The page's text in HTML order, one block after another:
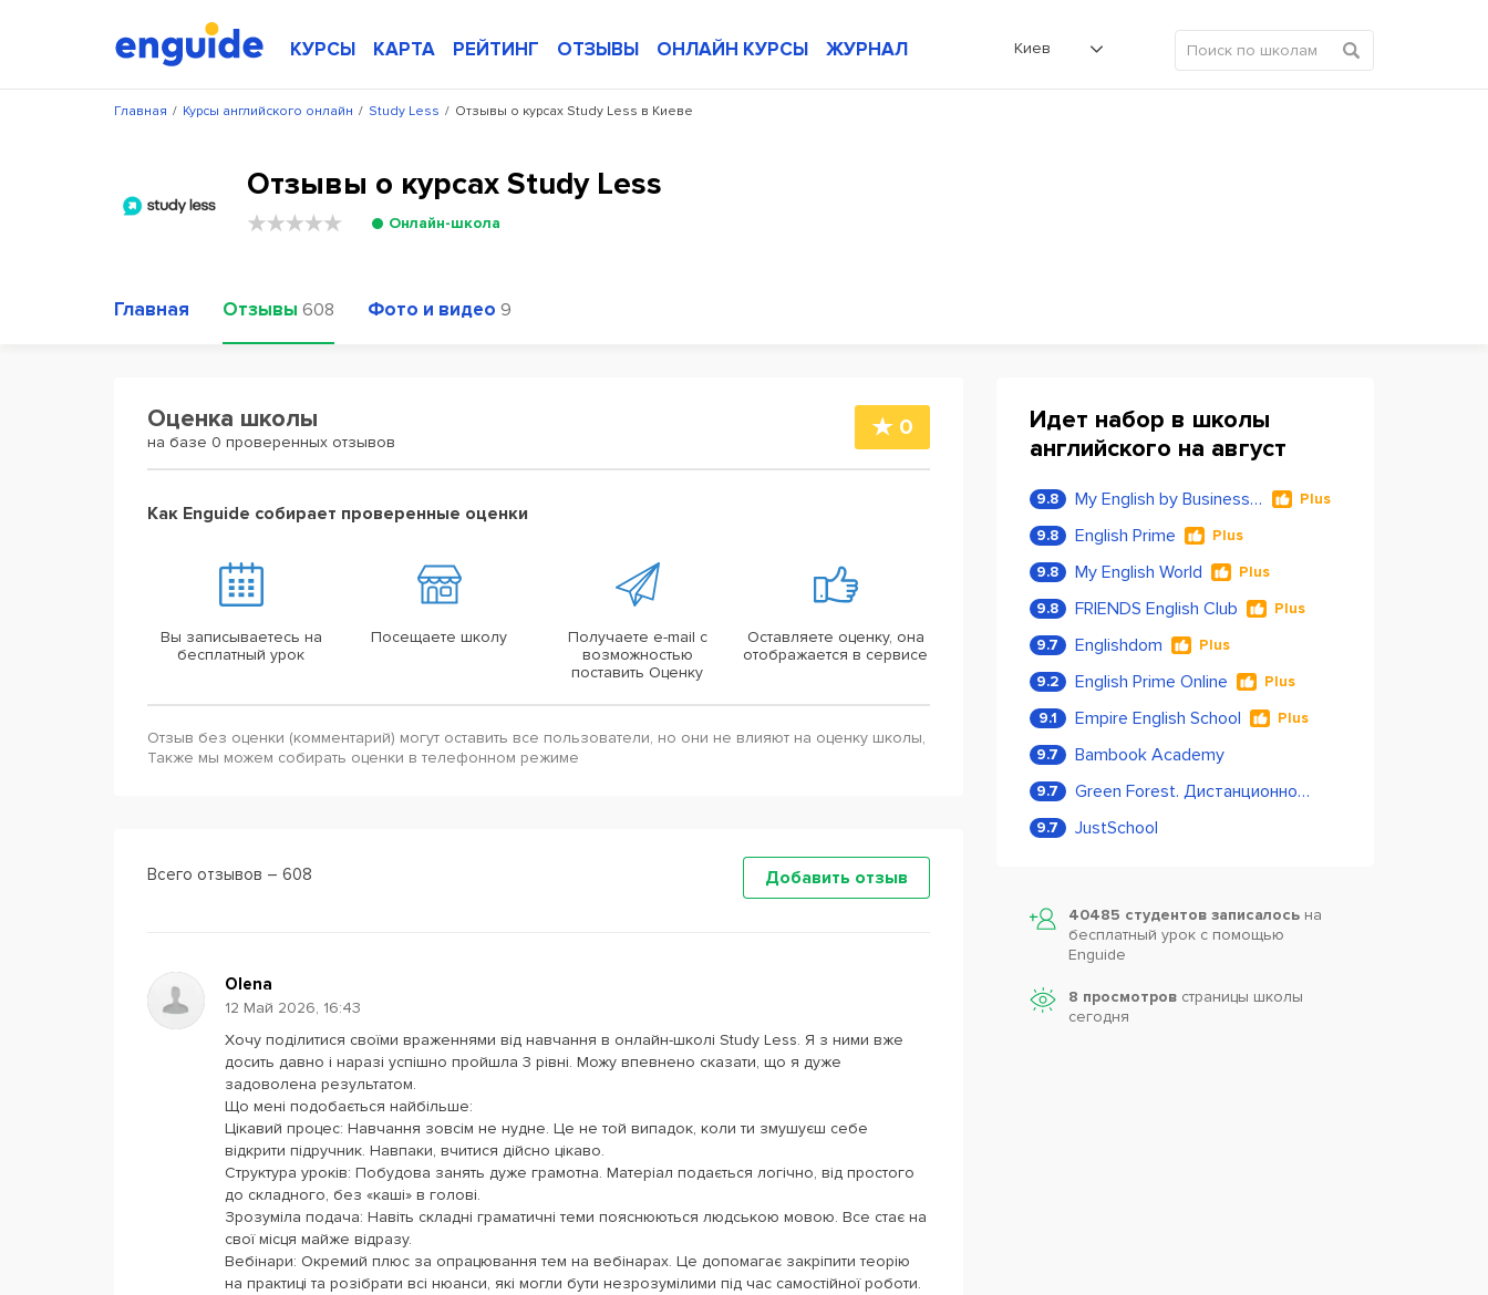
КУРСЫ КАРТА РЕЙТИНГ ОТЗЫВЫ ОНЛАЙН КУРСЫ ЖУРНАЛ Киев
/
Главная /
Курсы английского онлайн /
Study Less Отзывы о курсах Study Less в Киеве
Отзывы о курсах Study Less
Онлайн-школа
Главная Отзывы 608 Фото и видео 9
Оценка школы
на базе 0 проверенных отзывов
0
Как Enguide собирает проверенные оценки
Вы записываетесь на
бесплатный урок
Посещаете школу
Получаете e-mail с
возможностью
поставить Оценку
Оставляете оценку, она
отображается в сервисе
Отзыв без оценки (комментарий) могут оставить все пользователи, но они не влияют на оценку школы,
Также мы можем собирать оценки в телефонном режиме
Всего отзывов – 608 Добавить отзыв
Olena
12 Май 2026, 16:43
Хочу поділитися своїми враженнями від навчання в онлайн-школі Study Less. Я з ними вже
досить давно і наразі успішно пройшла 3 рівні. Можу впевнено сказати, що я дуже
задоволена результатом.
Що мені подобається найбільше:
Цікавий процес: Навчання зовсім не нудне. Це не той випадок, коли ти змушуєш себе
відкрити підручник. Навпаки, вчитися дійсно цікаво.
Структура уроків: Побудова занять дуже грамотна. Матеріал подається логічно, від простого
до складного, без «каші» в голові.
Зрозуміла подача: Навіть складні граматичні теми пояснюються людською мовою. Все стає на
свої місця майже відразу.
Вебінари: Окремий плюс за опрацювання тем на вебінарах. Це допомагає закріпити теорію
на практиці та розібрати всі нюанси, які могли бути незрозумілими під час самостійної роботи.
Идет набор в школы
английского на август
9.8 My English by Business Language Plus
9.8 English Prime Plus
9.8 My English World Plus
9.8 FRIENDS English Club Plus
9.7 Englishdom Plus
9.2 English Prime Online Plus
9.1 Empire English School Plus
9.7 Bambook Academy
9.7 Green Forest. Дистанционное обучение
9.7 JustSchool
40485 студентов записалось на
бесплатный урок с помощью
Enguide
8 просмотровстраницы школы
сегодня